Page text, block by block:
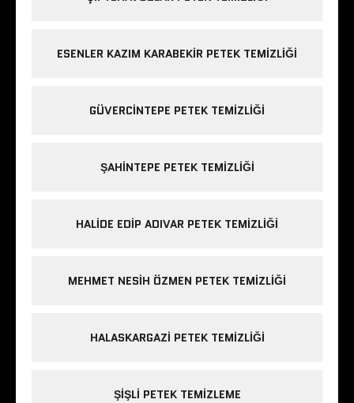
ESENLER KAZIM KARABEKIR PETEK TEMIZLIĞI
GÜVERCINTEPE PETEK TEMIZLIĞI
ŞAHINTEPE PETEK TEMIZLIĞI
HALIDE EDIP ADIVAR PETEK TEMIZLIĞI
MEHMET NESIH ÖZMEN PETEK TEMIZLIĞI
HALASKARGAZI PETEK TEMIZLIĞI
ŞIŞLI PETEK TEMIZLEME